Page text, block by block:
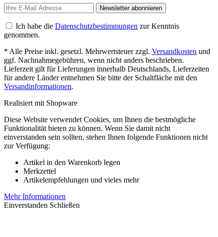
Newsletter abonnieren
Ich habe die Datenschutzbestimmungen zur Kenntnis
genommen.
* Alle Preise inkl. gesetzl. Mehrwertsteuer zzgl. Versandkosten und
ggf. Nachnahmegebühren, wenn nicht anders beschrieben.
Lieferzeit gilt für Lieferungen innerhalb Deutschlands, Lieferzeiten
für andere Länder entnehmen Sie bitte der Schaltfläche mit den
Versandinformationen.
Realisiert mit Shopware
Diese Website verwendet Cookies, um Ihnen die bestmögliche
Funktionalität bieten zu können. Wenn Sie damit nicht
einverstanden sein sollten, stehen Ihnen folgende Funktionen nicht
zur Verfügung:
Artikel in den Warenkorb legen
Merkzettel
Artikelempfehlungen und vieles mehr
Mehr Informationen
Einverstanden Schließen